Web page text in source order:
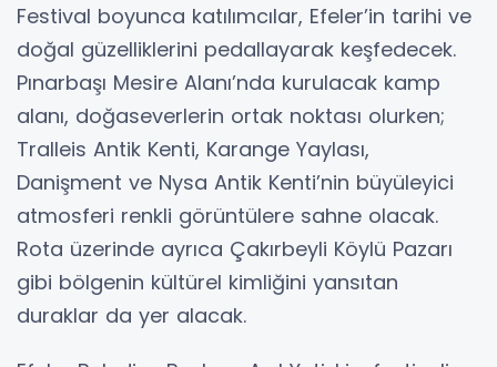
Festival boyunca katılımcılar, Efeler’in tarihi ve
doğal güzelliklerini pedallayarak keşfedecek.
Pınarbaşı Mesire Alanı’nda kurulacak kamp
alanı, doğaseverlerin ortak noktası olurken;
Tralleis Antik Kenti, Karange Yaylası,
Danişment ve Nysa Antik Kenti’nin büyüleyici
atmosferi renkli görüntülere sahne olacak.
Rota üzerinde ayrıca Çakırbeyli Köylü Pazarı
gibi bölgenin kültürel kimliğini yansıtan
duraklar da yer alacak.